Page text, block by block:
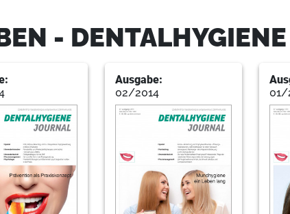
Rasshofer
Lege
36Zimmer
-
Ausgabe:
02/2014
01/